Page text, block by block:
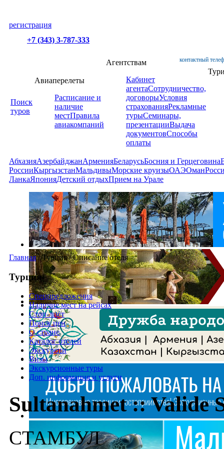
регистрация
+7 (343) 3-787-333
контактный
Поиск
туров
Авиаперелеты
Расписание и
наличие
местПравила
авиакомпаний
Агентствам
Кабинет
агентаСотрудничество,
договорыУсловия
страхованияРекламные
турыСеминары,
презентацииВыдача
документовСпособы
оплаты
АбхазияАзербайджанАрменияБеларусьБосния и Герцеговина
РоссииКыргызстанМальдивыМорские круизыОАЭОман
ЛанкаЯпонияДетский отдыхПрием на Урале
Главная /Турция/Описание отеля
Турция
Спецпредложения
Наличие мест на рейсах
Стоп-лист
Поиск цен
О стране
Каталог отелей
Экскурсии
Визы
Экскурсионные туры
Доп. информация и услуги
Sultanahmet :: Valide
СТАМБУЛ